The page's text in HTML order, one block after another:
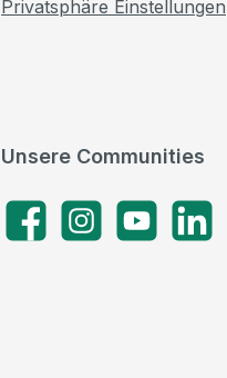
Privatsphäre Einstellungen
Unsere Communities
FacebookInstagramYouTubeLinkedIn